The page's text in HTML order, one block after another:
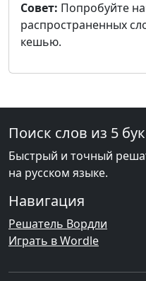
Совет: Попробуйте
распространенных
кешью.
Поиск слов из 5
Быстрый и точный
на русском языке.
Навигация
Решатель Вордли
Играть в Wordle